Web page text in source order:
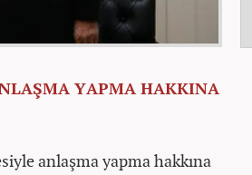
YAPMA HAKKINA
anlaşma yapma hakkına